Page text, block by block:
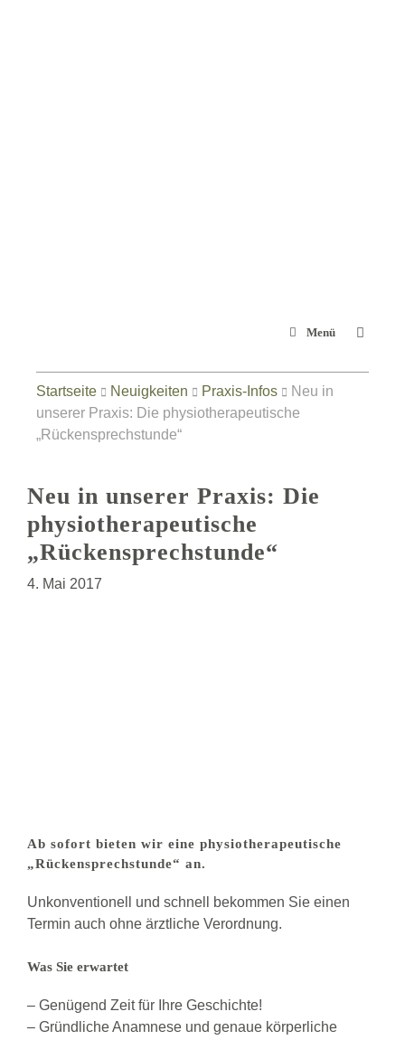
Menü
Startseite Neuigkeiten Praxis-Infos
Neu in
unserer Praxis: Die physiotherapeutische
„Rückensprechstunde“
Neu in unserer Praxis: Die
physiotherapeutische
„Rückensprechstunde“
4. Mai 2017
Ab sofort bieten wir eine physiotherapeutische
„Rückensprechstunde“ an.
Unkonventionell und schnell bekommen Sie einen
Termin auch ohne ärztliche Verordnung.
Was Sie erwartet
– Genügend Zeit für Ihre Geschichte!
– Gründliche Anamnese und genaue körperliche